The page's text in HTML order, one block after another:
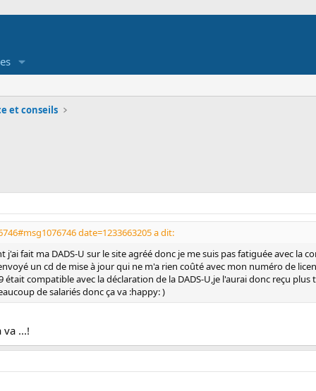
et conseils
date=1233663205 a dit:
fait ma DADS-U sur le site agréé donc je me suis pas fatiguée avec la
un cd de mise à jour qui ne m'a rien coûté avec mon numéro de
était compatible avec la déclaration de la DADS-U,je l'aurai donc reçu
de salariés donc ça va :happy: )
...!